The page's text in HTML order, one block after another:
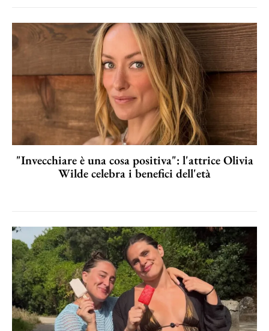
"Invecchiare è una cosa positiva": l'attrice Olivia
Wilde celebra i benefici dell'età